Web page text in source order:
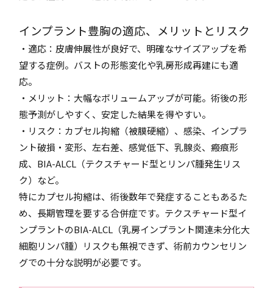
インプラント豊胸の適応、メリットとリスク
・適応：皮膚伸展性が良好で、明確なサイズアップを希
望する症例。バストの形態変化や乳房形成再建にも適
応。
・メリット：大幅なボリュームアップが可能。術後の形
態予測がしやすく、安定した結果を得やすい。
・リスク：カプセル拘縮（被膜硬縮）、感染、インプラ
ント破損・変形、左右差、感覚低下、乳腺炎、瘢痕形
成、BIA-ALCL（テクスチャード型とリンパ腫発生リス
ク）など。
特にカプセル拘縮は、術後数年で発症することもあるた
め、長期管理を要する合併症です。テクスチャード型イ
ンプラントのBIA-ALCL（乳房インプラント関連未分化大
細胞リンパ腫）リスクも無視できず、術前カウンセリン
グでの十分な説明が必要です。